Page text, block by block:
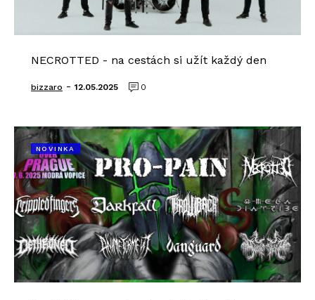
NECROTTED - na cestách si užít každý den
bizzaro - 12.05.2025 0
NOVINKA